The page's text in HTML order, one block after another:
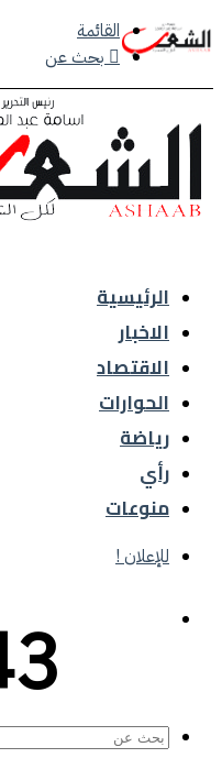
القائمة
بحث عن
الرئيسية
الاخبار
الاقتصاد
الحوارات
رياضة
رأي
منوعات
للإعلان !